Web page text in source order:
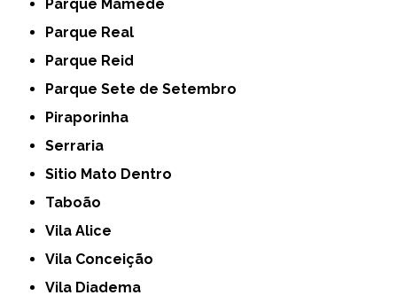
Parque Mamede
Parque Real
Parque Reid
Parque Sete de Setembro
Piraporinha
Serraria
Sitio Mato Dentro
Taboão
Vila Alice
Vila Conceição
Vila Diadema